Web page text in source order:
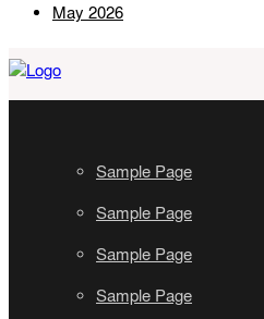
May 2026
Sample Page
Sample Page
Sample Page
Sample Page